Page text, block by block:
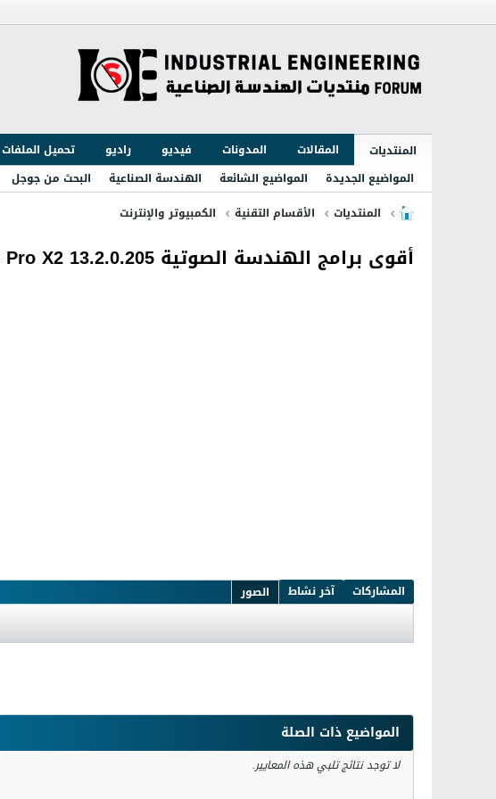
المنتديات المقالات المدونات فيديو راديو تحميل الملفات
المواضيع الجديدة
المواضيع الشائعة الهندسة الصناعية
البحث من جوجل
المنتديات
الأقسام التقنية الكمبيوتر والإنترنت
أقوى برامج الهندسة الصوتية MAGIX Samplitude Pro X2 13.2.0.205
المشاركات آخر نشاط الصور
المواضيع ذات الصلة
لا توجد نتائج تلبي هذه المعايير.